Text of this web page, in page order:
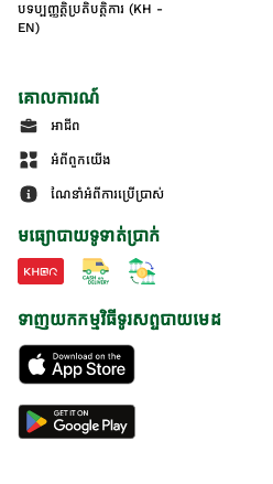
បទប្បញ្ញត្តិប្រតិបត្តិការ (KH -
EN)
គោលការណ៍
អាជីព
អំពីពួកយើង
ណែនាំអំពីការប្រើប្រាស់
មធ្យោបាយទូទាត់ប្រាក់
ទាញយកកម្មវិធីទូរសព្ទបាយមេដ